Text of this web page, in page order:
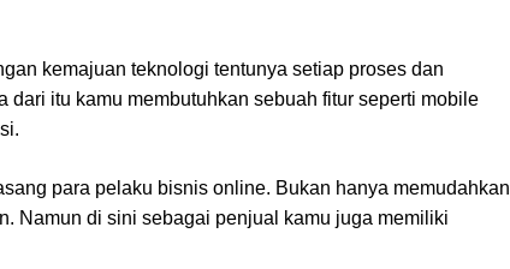
kemajuan teknologi tentunya setiap proses dan
itu kamu membutuhkan sebuah fitur seperti mobile
para pelaku bisnis online. Bukan hanya memudahkan
Namun di sini sebagai penjual kamu juga memiliki